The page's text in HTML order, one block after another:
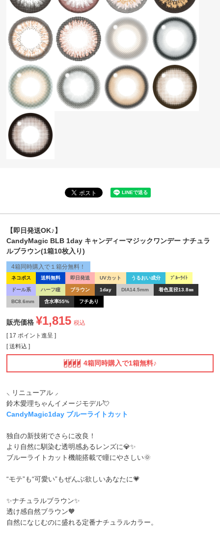
【即日発送OK♪】
CandyMagic BLB 1day キャンディーマジックワンデー ナチュラ
ルブラウン(1箱10枚入り)
ネコポス 送料無料 即日発送 UVカット うるおい成分 ﾌﾞﾙｰﾗｲﾄ
ドール系 ハーフ瞳 ブラウン 1day DIA14.5mm 着色直径13.8㎜
BC8.6mm 含水率55% フチあり
4箱同時購入で１箱分無料！
販売価格 ¥1,815 税込
[ 17 ポイント進呈 ]
送料込
4箱同時購入で1箱無料♪
⸜ リニューアル ⸝
鈴木愛理ちゃんイメージモデル💘
CandyMagic1day ブルーライトカット
独自の新技術でさらに改良！
より自然に馴染む透明感あるレンズに💎✨
ブルーライトカット機能搭載で瞳にやさしい🌞
“モテ”も“可愛い”もぜんぶ欲しいあなたに💗
✨ナチュラルブラウン✨
透け感自然ブラウン🧡
自然になじむのに盛れる定番ナチュラルカラー。